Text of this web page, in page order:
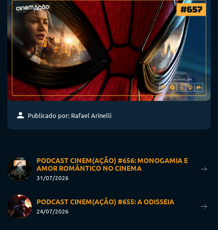
Publicado por: Rafael Arinelli
PODCAST CINEM(AÇÃO) #656: MONOGAMIA E
AMOR ROMÂNTICO NO CINEMA
31/07/2026
PODCAST CINEM(AÇÃO) #655: A ODISSEIA
24/07/2026